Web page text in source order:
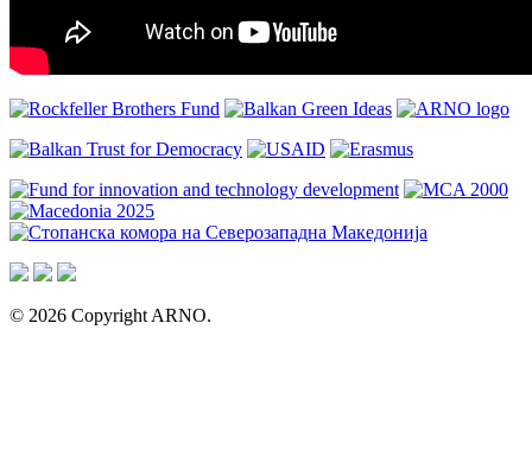
© 2026 Copyright ARNO.